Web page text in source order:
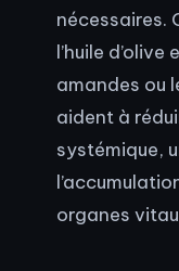
nécessaires.
l’huile
amandes ou
aident à
systémique,
organes